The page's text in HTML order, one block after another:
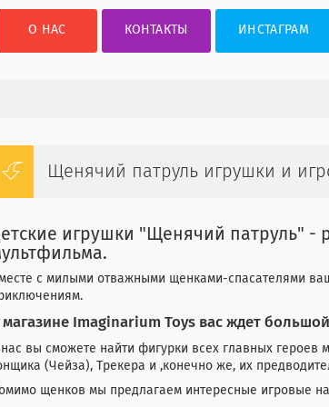
О НАС КОНТАКТЫ ИНСТАГРАМ
Щенячий патруль игрушки и
игрушки "Щенячий патруль" -
с милыми отважными щенками-спасателями
магазине Imaginarium Toys вас ждет
вы сможете найти фигурки всех главных
(Чейза), Трекера и ,конечно же, их
щенков мы предлагаем интересные игровые